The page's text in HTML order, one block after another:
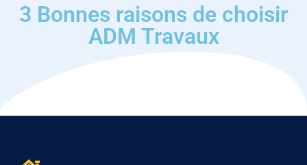
3 Bonnes raisons de choisir
ADM Travaux